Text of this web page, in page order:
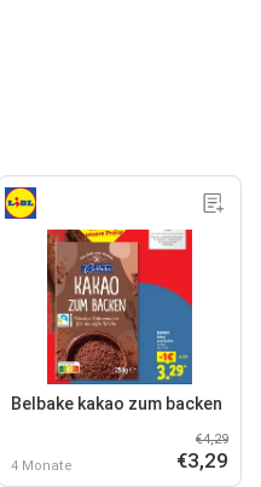
Belbake kakao zum backen
4 Monate
€4,29
€3,29